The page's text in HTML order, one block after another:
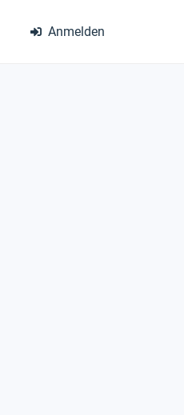
Anmelden